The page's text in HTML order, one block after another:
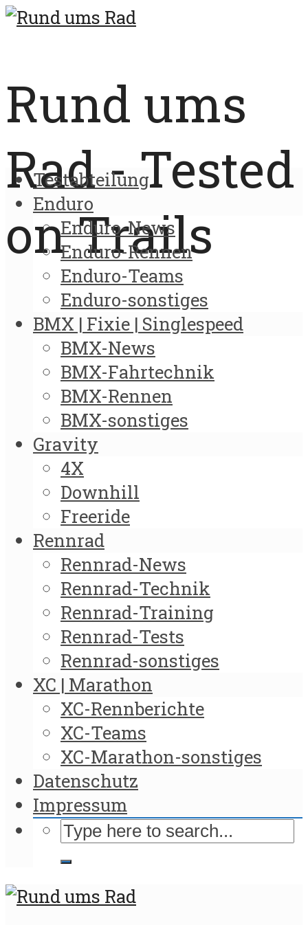
Rund ums
Rad - Tested
on Trails
Testabteilung
Enduro
Enduro-News
Enduro-Rennen
Enduro-Teams
Enduro-sonstiges
BMX | Fixie | Singlespeed
BMX-News
BMX-Fahrtechnik
BMX-Rennen
BMX-sonstiges
Gravity
4X
Downhill
Freeride
Rennrad
Rennrad-News
Rennrad-Technik
Rennrad-Training
Rennrad-Tests
Rennrad-sonstiges
XC | Marathon
XC-Rennberichte
XC-Teams
XC-Marathon-sonstiges
Datenschutz
Impressum